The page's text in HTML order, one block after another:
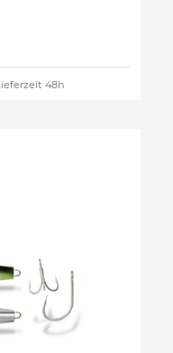
48h